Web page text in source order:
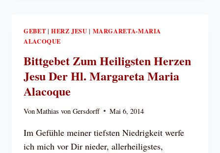
ERZEN J
GEBET |HERZ JESU | MARGARETA-MARIA
ALACOQUE
Bittgebet Zum Heiligsten Herzen
Jesu Der Hl. Margareta Maria
Alacoque
VonMathias von Gersdorff Mai 6, 2014
Im Gefühle meiner tiefsten Niedrigkeit werfe
ich mich vor Dir nieder, allerheiligstes,